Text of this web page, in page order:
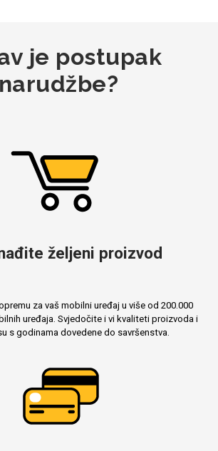
je postupak
narudžbe?
željeni proizvod
za vaš mobilni uređaj u više od 200.000
uređaja. Svjedočite i vi kvaliteti proizvoda i
s godinama dovedene do savršenstva.